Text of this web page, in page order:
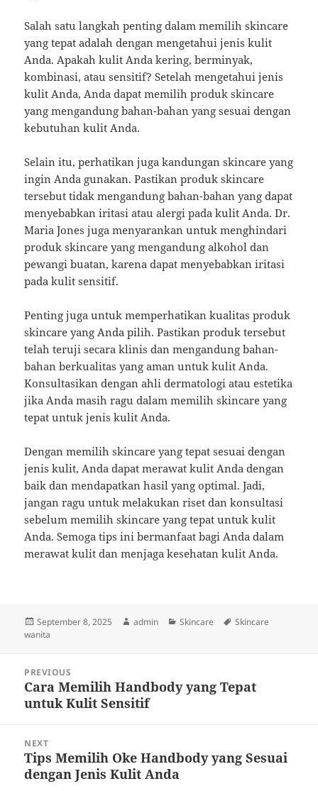
Salah satu langkah penting dalam memilih skincare
yang tepat adalah dengan mengetahui jenis kulit
Anda. Apakah kulit Anda kering, berminyak,
kombinasi, atau sensitif? Setelah mengetahui jenis
kulit Anda, Anda dapat memilih produk skincare
yang mengandung bahan-bahan yang sesuai dengan
kebutuhan kulit Anda.
Selain itu, perhatikan juga kandungan skincare yang
ingin Anda gunakan. Pastikan produk skincare
tersebut tidak mengandung bahan-bahan yang dapat
menyebabkan iritasi atau alergi pada kulit Anda. Dr.
Maria Jones juga menyarankan untuk menghindari
produk skincare yang mengandung alkohol dan
pewangi buatan, karena dapat menyebabkan iritasi
pada kulit sensitif.
Penting juga untuk memperhatikan kualitas produk
skincare yang Anda pilih. Pastikan produk tersebut
telah teruji secara klinis dan mengandung bahan-
bahan berkualitas yang aman untuk kulit Anda.
Konsultasikan dengan ahli dermatologi atau estetika
jika Anda masih ragu dalam memilih skincare yang
tepat untuk jenis kulit Anda.
Dengan memilih skincare yang tepat sesuai dengan
jenis kulit, Anda dapat merawat kulit Anda dengan
baik dan mendapatkan hasil yang optimal. Jadi,
jangan ragu untuk melakukan riset dan konsultasi
sebelum memilih skincare yang tepat untuk kulit
Anda. Semoga tips ini bermanfaat bagi Anda dalam
merawat kulit dan menjaga kesehatan kulit Anda.
Posted
on
September 8, 2025 Author
admin Categories
Skincare Tags
Skincare
wanita
navigation
PREVIOUS
Previous
post:
Cara Memilih Handbody yang Tepat
untuk Kulit Sensitif
NEXT
Next
post:
Tips Memilih Oke Handbody yang Sesuai
dengan Jenis Kulit Anda